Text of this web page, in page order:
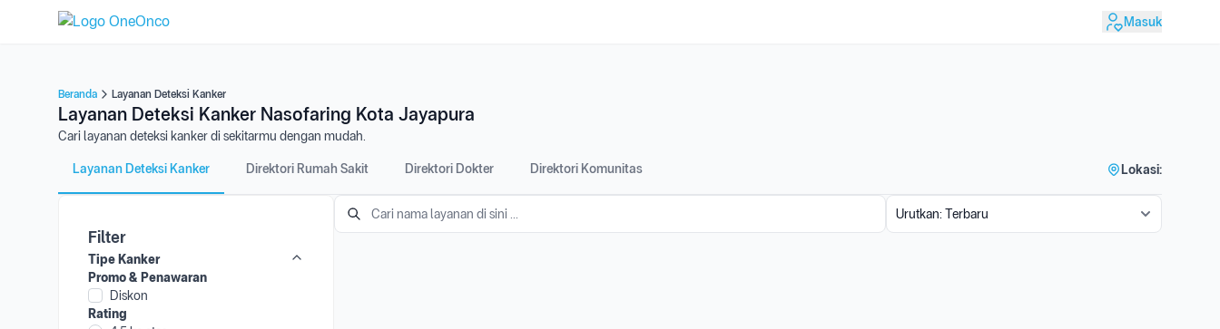
Masuk
Beranda Layanan Deteksi Kanker
Layanan Deteksi Kanker Nasofaring Kota Jayapura
Cari layanan deteksi kanker di sekitarmu dengan mudah.
Layanan Deteksi Kanker Direktori Rumah Sakit Direktori Dokter Direktori Komunitas Lokasi:
Filter
Tipe Kanker
Promo & Penawaran
Diskon
Rating